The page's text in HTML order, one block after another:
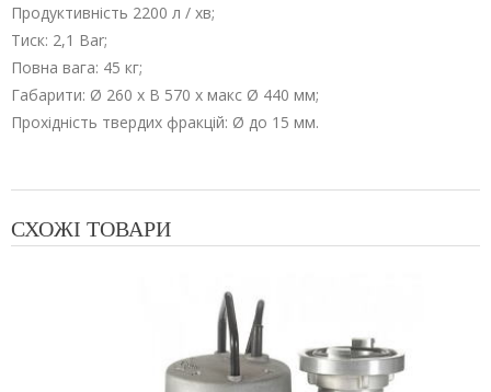
Продуктивність 2200 л / хв;
Тиск: 2,1 Bar;
Повна вага: 45 кг;
Габарити: Ø 260 х В 570 х макс Ø 440 мм;
Прохідність твердих фракцій: Ø до 15 мм.
СХОЖІ ТОВАРИ